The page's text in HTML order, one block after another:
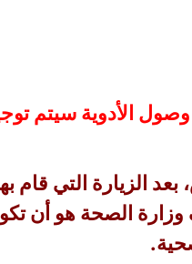
الأدوية سيتم
الزيارة التي قام بها
وزارة الصحة هو أن